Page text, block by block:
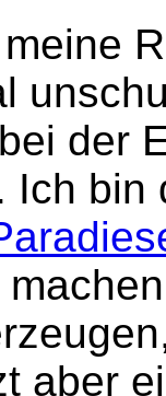
der
Ich bin
aber